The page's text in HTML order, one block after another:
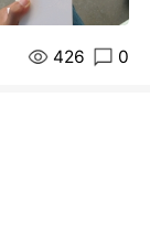
426 0